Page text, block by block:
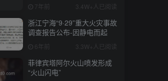
7年前 3.4W+人已阅读
浙江宁海“9·29”重大火灾事故
调查报告公布-因静电而起
6年前 3.3W+人已阅读
菲律宾塔阿尔火山喷发形成
“火山闪电”